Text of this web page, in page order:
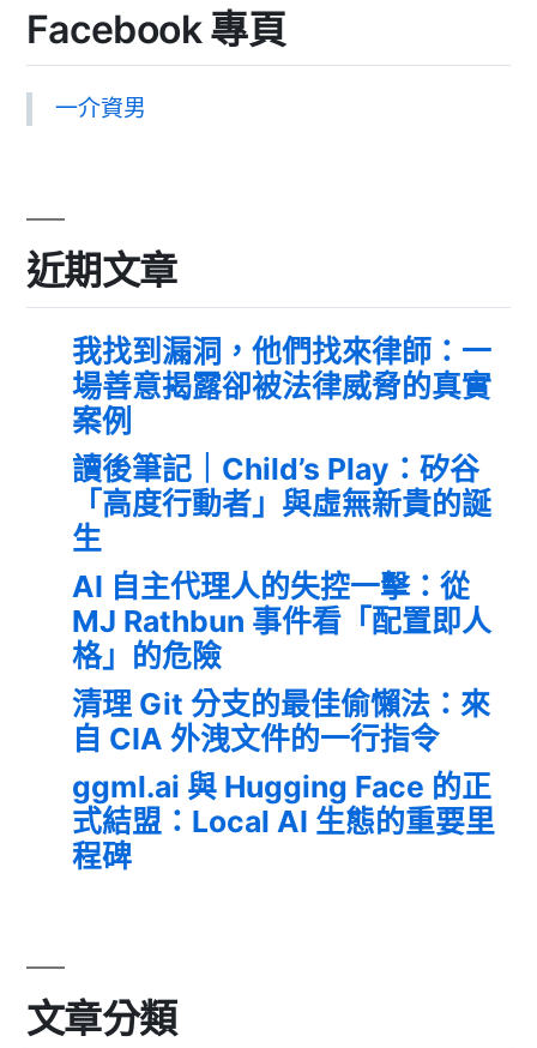
Facebook 專頁
一介資男
近期文章
我找到漏洞，他們找來律師：一
場善意揭露卻被法律威脅的真實
案例
讀後筆記｜Child’s Play：矽谷
「高度行動者」與虛無新貴的誕
生
AI 自主代理人的失控一擊：從
MJ Rathbun 事件看「配置即人
格」的危險
清理 Git 分支的最佳偷懶法：來
自 CIA 外洩文件的一行指令
ggml.ai 與 Hugging Face 的正
式結盟：Local AI 生態的重要里
程碑
文章分類